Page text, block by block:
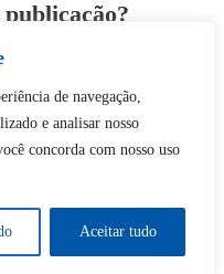
de navegação,
e analisar nosso
concorda com nosso uso
Aceitar tudo
Não